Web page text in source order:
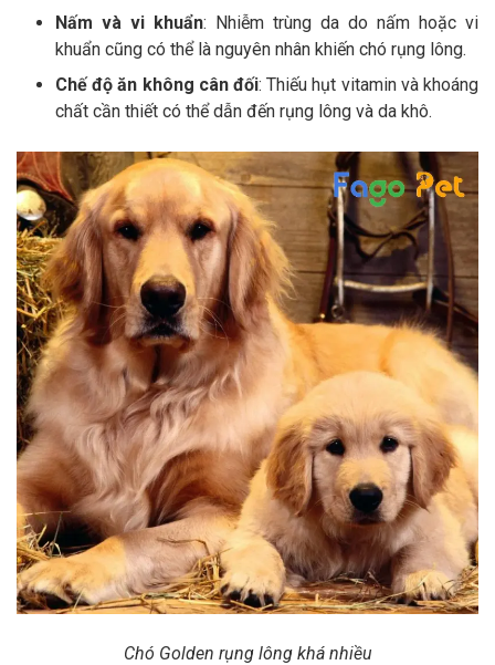
Nấm và vi khuẩn: Nhiễm trùng da do nấm hoặc vi
khuẩn cũng có thể là nguyên nhân khiến chó rụng lông.
Chế độ ăn không cân đối: Thiếu hụt vitamin và khoáng
chất cần thiết có thể dẫn đến rụng lông và da khô.
Chó Golden rụng lông khá nhiều